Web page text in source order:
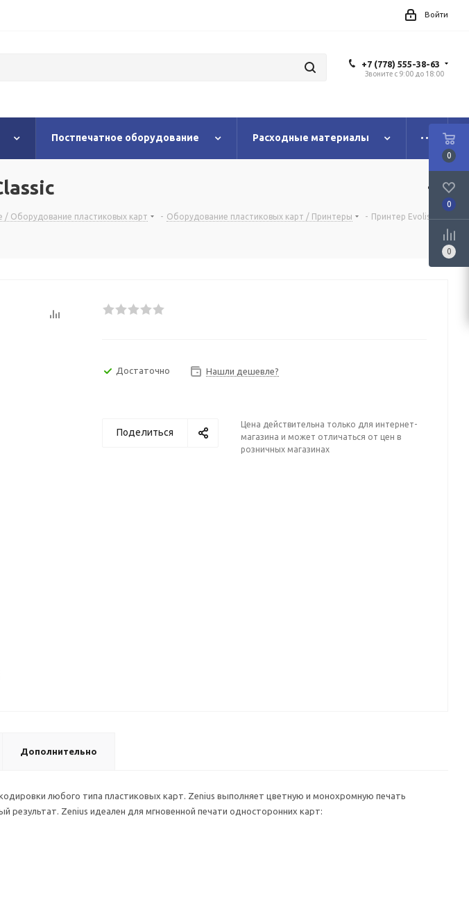
Войти
+7 (778) 555-38-63
Звоните с 9:00 до 18:00
Постпечатное оборудование Расходные материалы
/ Оборудование пластиковых карт - Оборудование пластиковых карт / Принтеры - Принтер Evolis
Достаточно Нашли дешевле?
Поделиться
Цена действительна только для интернет-
магазина и может отличаться от цен в
розничных магазинах
Дополнительно
любого типа пластиковых карт. Zenius выполняет цветную и монохромную печать
результат. Zenius идеален для мгновенной печати односторонних карт:
0
0
0